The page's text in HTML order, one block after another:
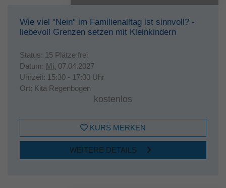
Wie viel "Nein" im Familienalltag ist sinnvoll? -
liebevoll Grenzen setzen mit Kleinkindern
Status: 15 Plätze frei
Datum: Mi. 07.04.2027
Uhrzeit: 15:30 - 17:00 Uhr
Ort: Kita Regenbogen
kostenlos
KURS MERKEN
WEITERE DETAILS